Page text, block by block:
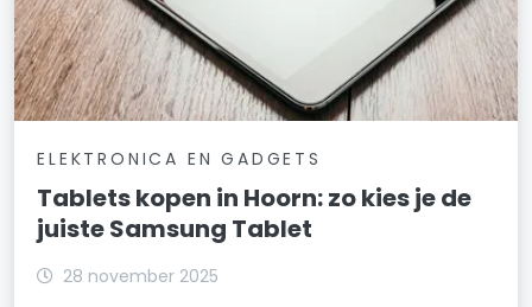
ELEKTRONICA EN GADGETS
Tablets kopen in Hoorn: zo kies je de
juiste Samsung Tablet
28 november 2025